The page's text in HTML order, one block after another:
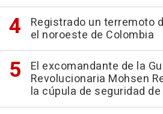
Registrado un terremoto
el noroeste de Colombia
El excomandante de la
Revolucionaria Mohsen
la cúpula de seguridad de